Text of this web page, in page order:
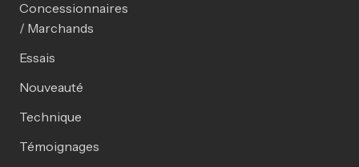
Concessionnaires
/ Marchands
Essais
Nouveauté
Technique
Témoignages